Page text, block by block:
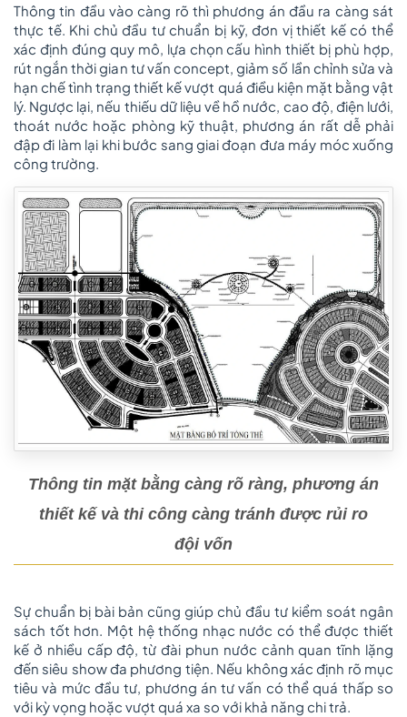
Thông tin đầu vào càng rõ thì phương án đầu ra càng sát
thực tế. Khi chủ đầu tư chuẩn bị kỹ, đơn vị thiết kế có thể
xác định đúng quy mô, lựa chọn cấu hình thiết bị phù hợp,
rút ngắn thời gian tư vấn concept, giảm số lần chỉnh sửa và
hạn chế tình trạng thiết kế vượt quá điều kiện mặt bằng vật
lý. Ngược lại, nếu thiếu dữ liệu về hồ nước, cao độ, điện lưới,
thoát nước hoặc phòng kỹ thuật, phương án rất dễ phải
đập đi làm lại khi bước sang giai đoạn đưa máy móc xuống
công trường.
Thông tin mặt bằng càng rõ ràng, phương án
thiết kế và thi công càng tránh được rủi ro
đội vốn
Sự chuẩn bị bài bản cũng giúp chủ đầu tư kiểm soát ngân
sách tốt hơn. Một hệ thống nhạc nước có thể được thiết
kế ở nhiều cấp độ, từ đài phun nước cảnh quan tĩnh lặng
đến siêu show đa phương tiện. Nếu không xác định rõ mục
tiêu và mức đầu tư, phương án tư vấn có thể quá thấp so
với kỳ vọng hoặc vượt quá xa so với khả năng chi trả.